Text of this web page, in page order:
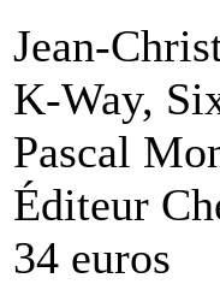
Jean-
K-Way,
Pascal
Éditeur
34 euros